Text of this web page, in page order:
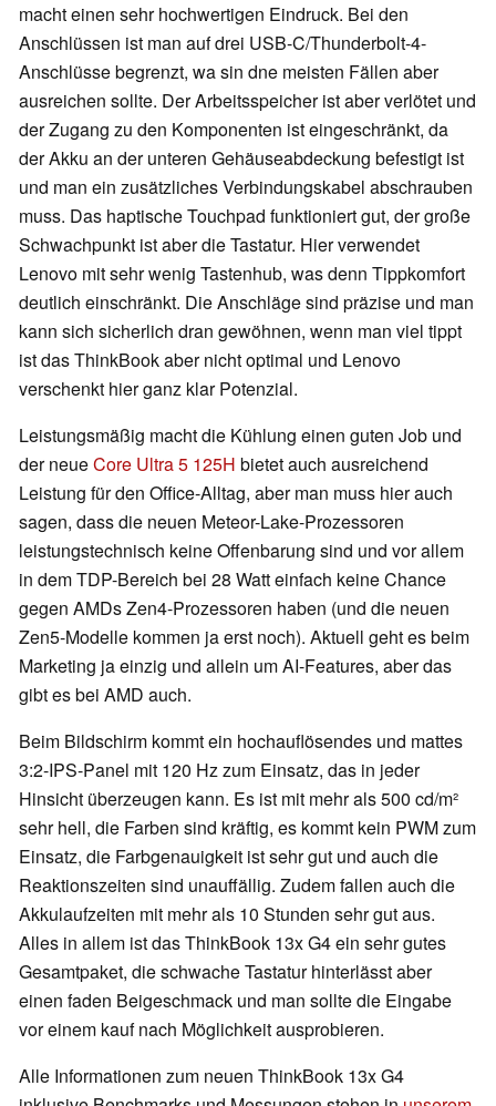
macht einen sehr hochwertigen Eindruck. Bei den
Anschlüssen ist man auf drei USB-C/Thunderbolt-4-
Anschlüsse begrenzt, wa sin dne meisten Fällen aber
ausreichen sollte. Der Arbeitsspeicher ist aber verlötet und
der Zugang zu den Komponenten ist eingeschränkt, da
der Akku an der unteren Gehäuseabdeckung befestigt ist
und man ein zusätzliches Verbindungskabel abschrauben
muss. Das haptische Touchpad funktioniert gut, der große
Schwachpunkt ist aber die Tastatur. Hier verwendet
Lenovo mit sehr wenig Tastenhub, was denn Tippkomfort
deutlich einschränkt. Die Anschläge sind präzise und man
kann sich sicherlich dran gewöhnen, wenn man viel tippt
ist das ThinkBook aber nicht optimal und Lenovo
verschenkt hier ganz klar Potenzial.
Leistungsmäßig macht die Kühlung einen guten Job und
der neueCore Ultra 5 125H bietet auch ausreichend
Leistung für den Office-Alltag, aber man muss hier auch
sagen, dass die neuen Meteor-Lake-Prozessoren
leistungstechnisch keine Offenbarung sind und vor allem
in dem TDP-Bereich bei 28 Watt einfach keine Chance
gegen AMDs Zen4-Prozessoren haben (und die neuen
Zen5-Modelle kommen ja erst noch). Aktuell geht es beim
Marketing ja einzig und allein um AI-Features, aber das
gibt es bei AMD auch.
Beim Bildschirm kommt ein hochauflösendes und mattes
3:2-IPS-Panel mit 120 Hz zum Einsatz, das in jeder
Hinsicht überzeugen kann. Es ist mit mehr als 500 cd/m²
sehr hell, die Farben sind kräftig, es kommt kein PWM zum
Einsatz, die Farbgenauigkeit ist sehr gut und auch die
Reaktionszeiten sind unauffällig. Zudem fallen auch die
Akkulaufzeiten mit mehr als 10 Stunden sehr gut aus.
Alles in allem ist das ThinkBook 13x G4 ein sehr gutes
Gesamtpaket, die schwache Tastatur hinterlässt aber
einen faden Beigeschmack und man sollte die Eingabe
vor einem kauf nach Möglichkeit ausprobieren.
Alle Informationen zum neuen ThinkBook 13x G4